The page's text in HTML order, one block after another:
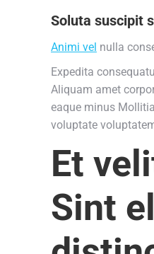
Soluta suscipit
Animi vel nulla
Expedita
Aliquam amet
eaque minus
voluptate
Et
Sint